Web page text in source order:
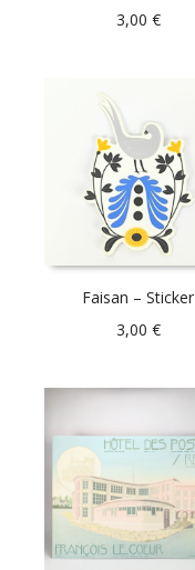
3,00 €
Faisan – Sticker
3,00 €